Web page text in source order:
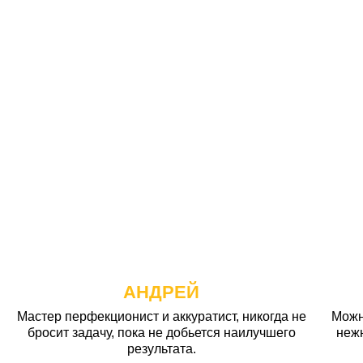
АНДРЕЙ
Мастер перфекционист и аккуратист, никогда не
бросит задачу, пока не добьется наилучшего
результата.